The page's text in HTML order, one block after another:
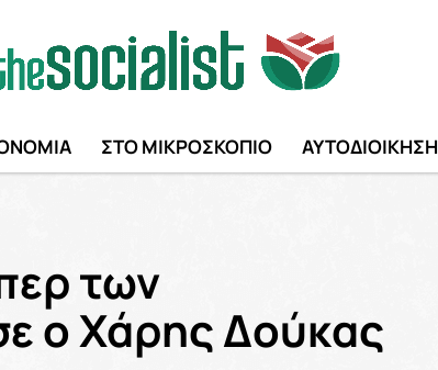
ΣΤΟ ΜΙΚΡΟΣΚΟΠΙΟ ΑΥΤΟΔΙΟΙΚΗΣΗ
των
ο Χάρης Δούκας